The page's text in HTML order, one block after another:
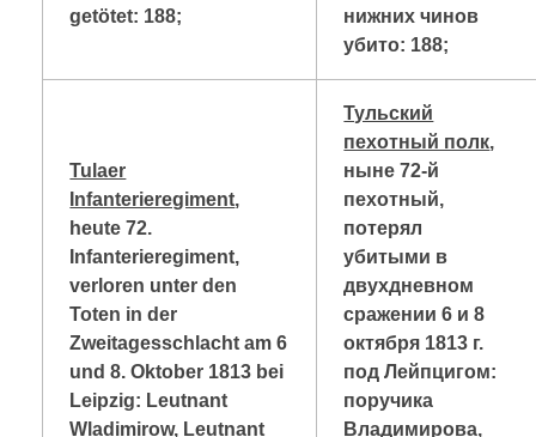
getötet: 188;
нижних чинов
убито: 188;
Tulaer
Infanterieregiment,
heute 72.
Infanterieregiment,
verloren unter den
Toten in der
Zweitagesschlacht am 6
und 8. Oktober 1813 bei
Leipzig: Leutnant
Wladimirow, Leutnant
Тульский
пехотный полк,
ныне 72-й
пехотный,
потерял
убитыми в
двухдневном
сражении 6 и 8
октября 1813 г.
под Лейпцигом:
поручика
Владимирова,